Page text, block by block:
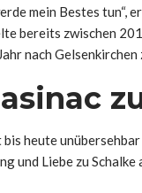
mein Bestes tun“,
bereits zwischen
nach Gelsenkirchen
heute
und Liebe zu